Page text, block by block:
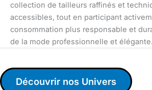
collection de tailleurs raffinés et
accessibles, tout en participant
consommation plus responsable et
de la mode professionnelle et élégante.
Découvrir nos Univers